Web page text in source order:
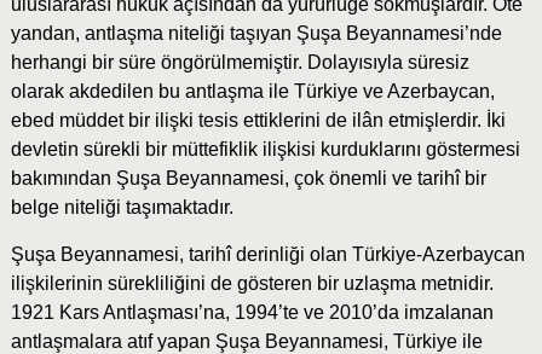
uluslararası hukuk açısından da yürürlüğe sokmuşlardır. Öte
yandan, antlaşma niteliği taşıyan Şuşa Beyannamesi’nde
herhangi bir süre öngörülmemiştir. Dolayısıyla süresiz
olarak akdedilen bu antlaşma ile Türkiye ve Azerbaycan,
ebed müddet bir ilişki tesis ettiklerini de ilân etmişlerdir. İki
devletin sürekli bir müttefiklik ilişkisi kurduklarını göstermesi
bakımından Şuşa Beyannamesi, çok önemli ve tarihî bir
belge niteliği taşımaktadır.
Şuşa Beyannamesi, tarihî derinliği olan Türkiye-Azerbaycan
ilişkilerinin sürekliliğini de gösteren bir uzlaşma metnidir.
1921 Kars Antlaşması’na, 1994’te ve 2010’da imzalanan
antlaşmalara atıf yapan Şuşa Beyannamesi, Türkiye ile